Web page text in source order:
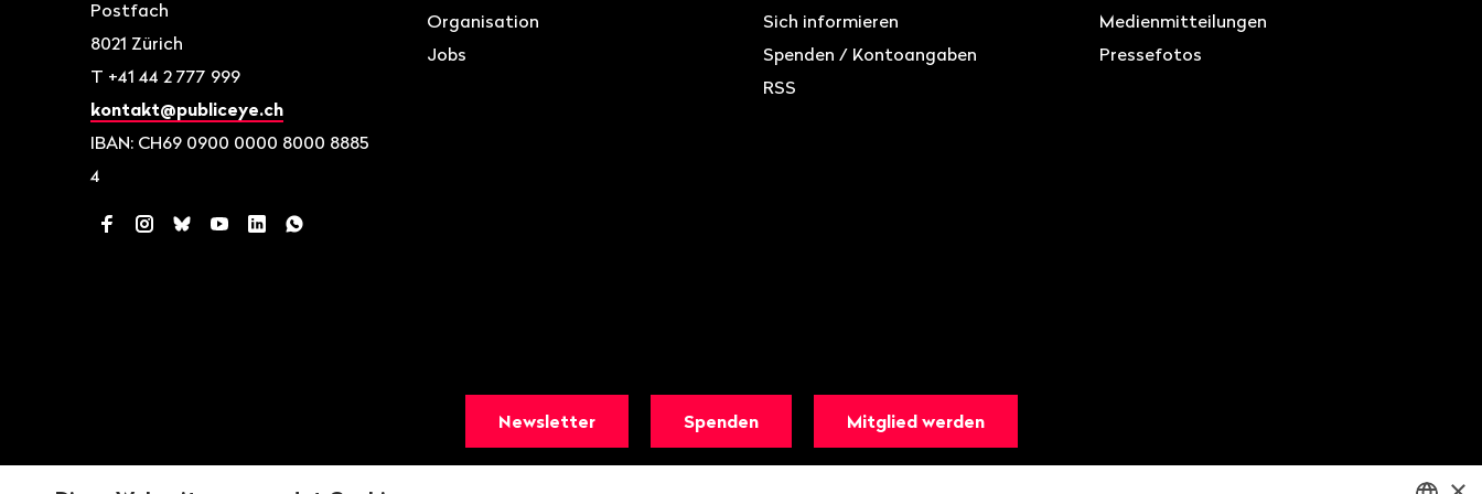
Postfach
8021 Zürich
T +41 44 2 777 999
kontakt@publiceye.ch
IBAN: CH69 0900 0000 8000 8885
4
FacebookInstagram
BlueskyYouTubeLinkedInWhatsApp
Organisation
Jobs
Sich informieren
Spenden / Kontoangaben
RSS
Medienmitteilungen
Pressefotos
Newsletter Spenden Mitglied werden